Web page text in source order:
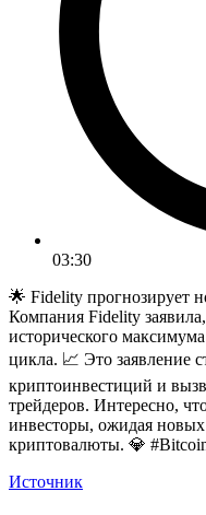
03:30
🌟 Fidelity прогнозирует
Компания Fidelity
исторического
цикла. 📈 Это заявление
криптоинвестиций и
трейдеров. Интересно,
инвесторы, ожидая
криптовалюты. 💎
Источник